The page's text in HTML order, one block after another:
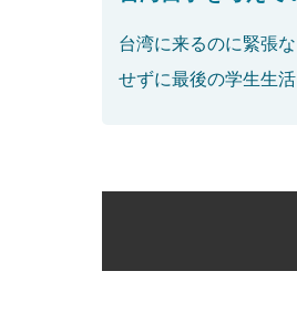
台湾に来るのに緊張
せずに最後の学生生